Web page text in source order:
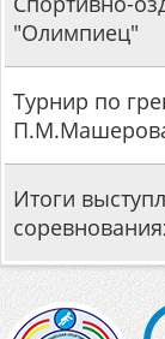
"Олимпиец"
Турнир по
Итоги